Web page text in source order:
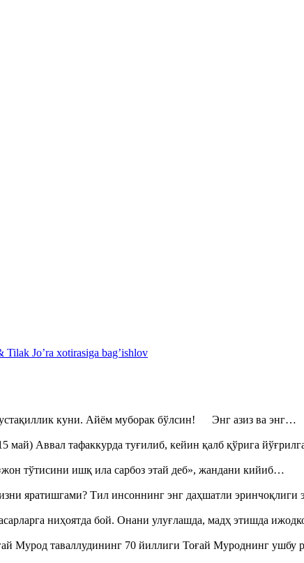
Jo’ra xotirasiga bag’ishlov
куни. Айём муборак бўлсин! Энг азиз ва энг…
Аввал тафаккурда туғилиб, кейин қалб қўрига
тўтисини ишқ ила сарбоз этай деб», жандани кийиб…
яратишгами? Тил инсоннинг энг даҳшатли
ниҳоятда бой. Онани улуғлашда, мадҳ этишда
Мурод таваллудининг 70 йиллиги Тоғай Муроднинг